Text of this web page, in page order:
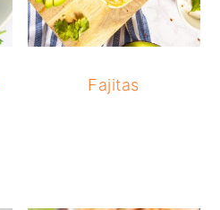
Fajitas